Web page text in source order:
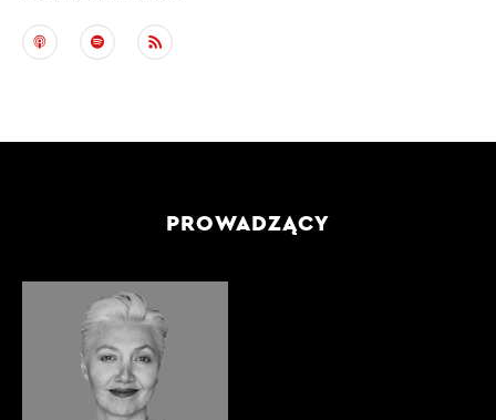
PROWADZĄCY